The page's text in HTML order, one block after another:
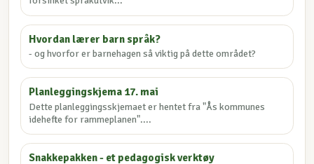
Hvordan lærer barn språk?
- og hvorfor er barnehagen så viktig på dette området?
Planleggingskjema 17. mai
Dette planleggingsskjemaet er hentet fra "Ås kommunes
idehefte for rammeplanen"....
Snakkepakken - et pedagogisk verktøy